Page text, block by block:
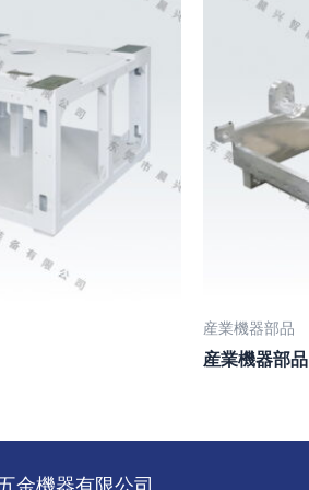
産業機器部品
産業機器部品
金機器有限公司